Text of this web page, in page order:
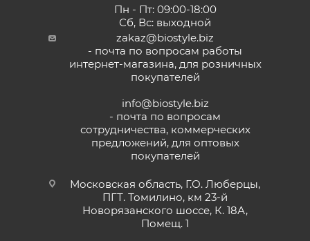
Пн - Пт: 09:00-18:00
Сб, Вс: выходной
zakaz@biostyle.biz
- почта по вопросам работы
интернет-магазина, для розничных
покупателей
info@biostyle.biz
- почта по вопросам
сотрудничества, коммерческих
предложений, для оптовых
покупателей
Московская область, Г.О. Люберцы,
ПГТ. Томилино, км 23-й
Новорязанского шоссе, К. 18А,
Помещ. 1